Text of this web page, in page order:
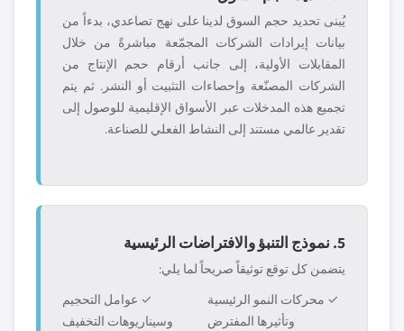
يُبنى تحديد حجم السوق لدينا على نهج تصاعدي، بدءاً من
بيانات إيرادات الشركات المجمّعة مباشرةً من خلال
المقابلات الأولية، إلى جانب أرقام حجم الإنتاج من
الشركات المصنّعة وإحصاءات التثبيت أو النشر. ثم يتم
تجميع هذه المدخلات عبر الأسواق الإقليمية للوصول إلى
تقدير عالمي مستند إلى النشاط الفعلي للصناعة.
5. نموذج التنبؤ والافتراضات الرئيسية
يتضمن كل توقع توثيقاً صريحاً لما يلي:
✓ محركات النمو الرئيسية
وتأثيرها المفترض
✓ عوامل التحجيم
وسيناريوهات التخفيف